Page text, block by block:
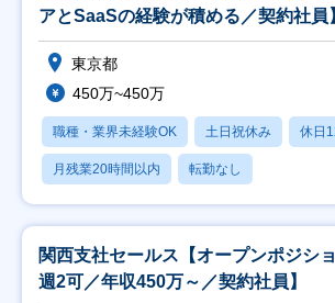
アとSaaSの経験が積める／契約社員
東京都
450万~450万
職種・業界未経験OK 土日祝休み 休日
月残業20時間以内 転勤なし
関西支社セールス【オープンポジシ
週2可／年収450万～／契約社員】